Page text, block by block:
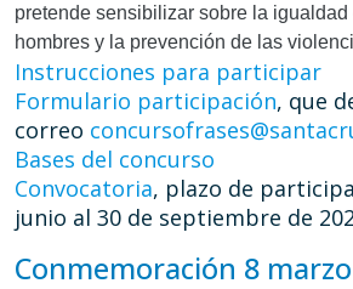
pretende sensibilizar sobre la igualdad
hombres y la prevención de las
Instrucciones para participar
Formulario participación, que
correo
Bases del concurso
Convocatoria, plazo de
junio al 30 de septiembre de
Conmemoración 8